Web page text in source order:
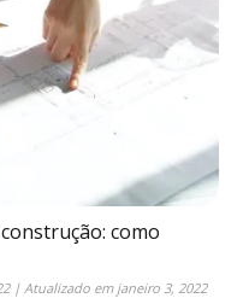
como
| Atualizado em janeiro 3, 2022